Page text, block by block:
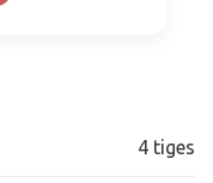
4 tiges